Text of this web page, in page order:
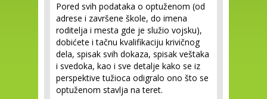
Pored svih podataka o optuženom (od
adrese i završene škole, do imena
roditelja i mesta gde je služio vojsku),
dobićete i tačnu kvalifikaciju krivičnog
dela, spisak svih dokaza, spisak veštaka
i svedoka, kao i sve detalje kako se iz
perspektive tužioca odigralo ono što se
optuženom stavlja na teret.